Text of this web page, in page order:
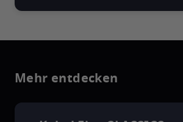
Mehr entdecken